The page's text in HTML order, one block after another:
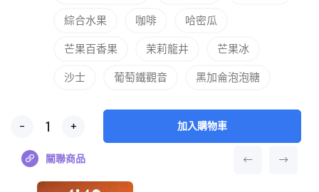
綜合水果
咖啡
哈密瓜
芒果百香果
茉莉龍井
芒果冰
沙士
葡萄鐵觀音 黑加侖泡泡糖
- + 加入購物車
關聯商品